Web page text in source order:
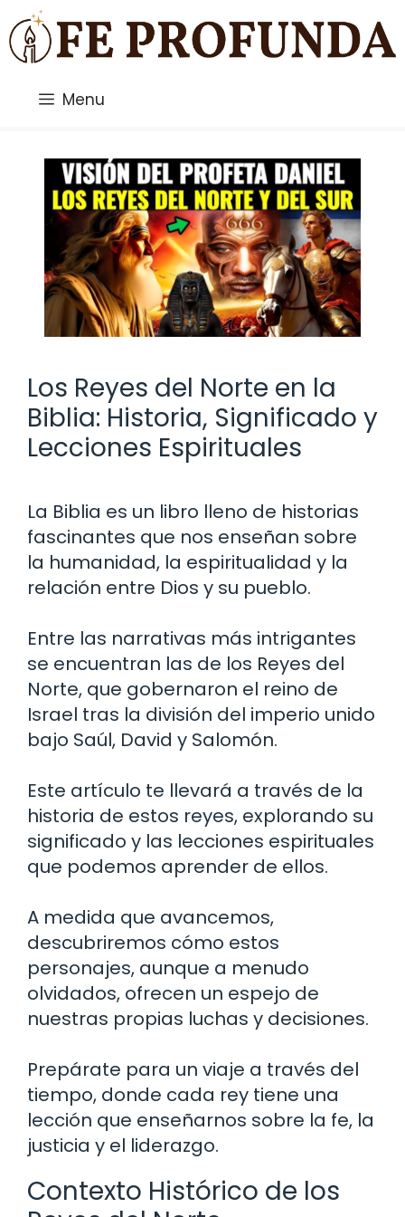
Saltar
al
contenido
Menu
Los Reyes del Norte en la
Biblia: Historia, Significado y
Lecciones Espirituales
La Biblia es un libro lleno de historias
fascinantes que nos enseñan sobre
la humanidad, la espiritualidad y la
relación entre Dios y su pueblo.
Entre las narrativas más intrigantes
se encuentran las de los Reyes del
Norte, que gobernaron el reino de
Israel tras la división del imperio unido
bajo Saúl, David y Salomón.
Este artículo te llevará a través de la
historia de estos reyes, explorando su
significado y las lecciones espirituales
que podemos aprender de ellos.
A medida que avancemos,
descubriremos cómo estos
personajes, aunque a menudo
olvidados, ofrecen un espejo de
nuestras propias luchas y decisiones.
Prepárate para un viaje a través del
tiempo, donde cada rey tiene una
lección que enseñarnos sobre la fe, la
justicia y el liderazgo.
Contexto Histórico de los